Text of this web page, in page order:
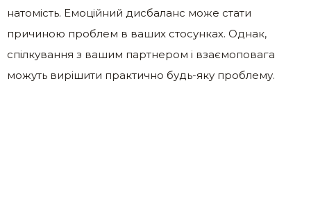
натомість. Емоційний дисбаланс може стати
причиною проблем в ваших стосунках. Однак,
спілкування з вашим партнером і взаємоповага
можуть вирішити практично будь-яку проблему.